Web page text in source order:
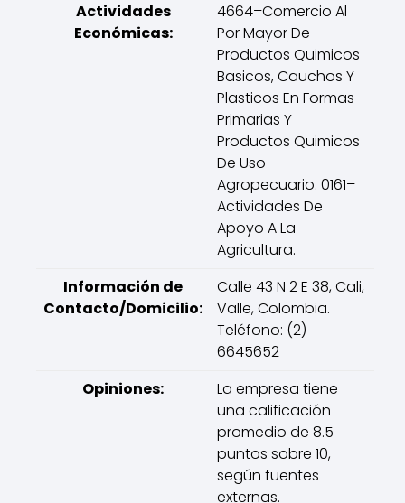
Actividades
Económicas:
4664–Comercio Al
Por Mayor De
Productos Quimicos
Basicos, Cauchos Y
Plasticos En Formas
Primarias Y
Productos Quimicos
De Uso
Agropecuario. 0161–
Actividades De
Apoyo A La
Agricultura.
Información de
Contacto/Domicilio:
Calle 43 N 2 E 38, Cali,
Valle, Colombia.
Teléfono: (2)
6645652
Opiniones:
La empresa tiene
una calificación
promedio de 8.5
puntos sobre 10,
según fuentes
externas.